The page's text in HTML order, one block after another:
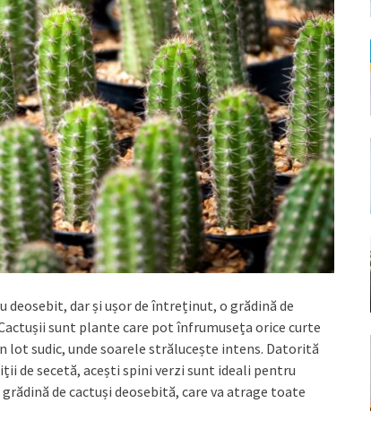
dar și ușor de întreținut, o grădină de
sunt plante care pot înfrumuseța orice curte
lot sudic, unde soarele strălucește intens. Datorită
de secetă, acești spini verzi sunt ideali pentru
de cactuși deosebită, care va atrage toate